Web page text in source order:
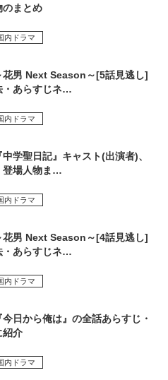
のまとめ
内ドラマ
花男 Next Season～[5話見逃し]
・あらすじネ…
内ドラマ
学聖日記』キャスト(出演者)、
登場人物ま…
内ドラマ
花男 Next Season～[4話見逃し]
・あらすじネ…
内ドラマ
日から俺は』の全話あらすじ・
紹介
内ドラマ